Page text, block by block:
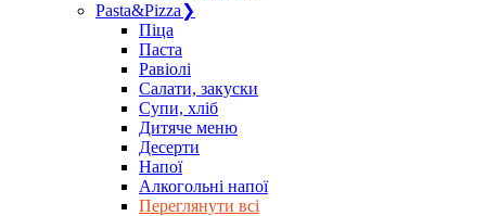
Pasta&Pizza❯
Піца
Паста
Равіолі
Салати, закуски
Супи, хліб
Дитяче меню
Десерти
Напої
Алкогольні напої
Переглянути всі